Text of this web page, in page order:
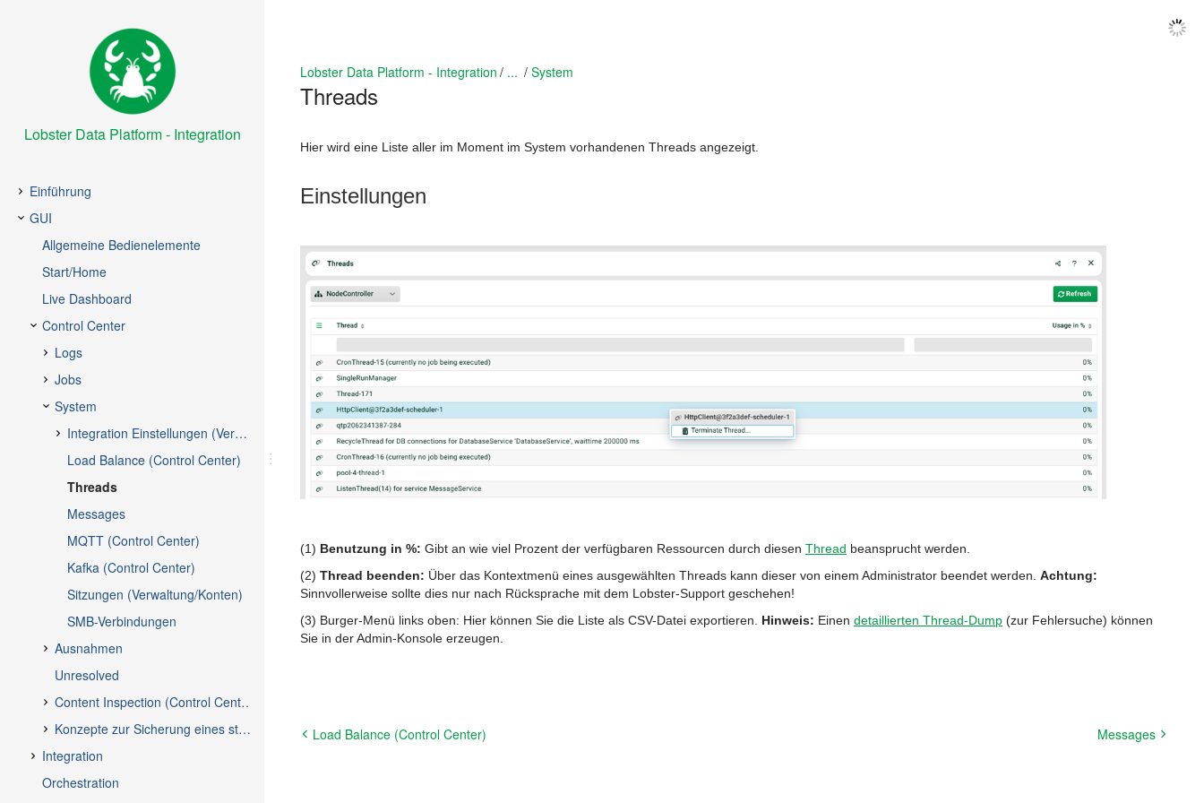
Lobster Data Platform - Integration
Lobster Data Platform - Integration ... System
Threads
Hier wird eine Liste aller im Moment im System vorhandenen Threads angezeigt.
Einstellungen
(1) Benutzung in %: Gibt an wie viel Prozent der verfügbaren Ressourcen durch diesen Thread beansprucht werden.
(2) Thread beenden: Über das Kontextmenü eines ausgewählten Threads kann dieser von einem Administrator beendet werden. Achtung:
Sinnvollerweise sollte dies nur nach Rücksprache mit dem Lobster-Support geschehen!
(3) Burger-Menü links oben: Hier können Sie die Liste als CSV-Datei exportieren. Hinweis: Einen detaillierten Thread-Dump (zur Fehlersuche) können
Sie in der Admin-Konsole erzeugen.
Load Balance (Control Center) Messages